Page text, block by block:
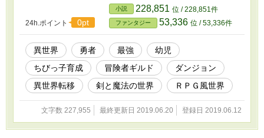
ってもかわいい双子のちびっ子兄妹を育成しな
がら、異世界で冒険者として活動を始めるショ
ート。 はたして、彼は無事双子を勇者に育て上
げることができるのか！？ ちびっ子育成冒険フ
ァンタジー小説開幕！！ ◇◆◇◆◇◆◇◆◇
１話2000～3000文字前後になるように意識して
執筆しています（例外あり）
◇◆◇◆◇◆◇◆◇ カクヨムとノベリズムにも
投稿しています
24h.ポイント 0pt
小説 228,851 位 / 228,851件
ファンタジー 53,336 位 / 53,336件
異世界 勇者 最強
幼児
ちびっ子育成
冒険者ギルド
ダンジョン
異世界転移
剣と魔法の世界 ＲＰＧ風世界
文字数 227,955 最終更新日 2019.06.20 登録日 2019.06.12